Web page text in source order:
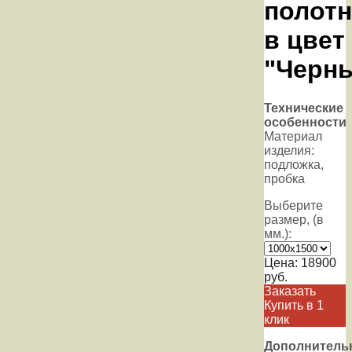
в цвет
Технические
особенности
Материал
изделия:
подложка,
пробка
Выберите
размер, (в
мм.):
Цена: 18900
руб.
Заказать
Купить в 1
клик